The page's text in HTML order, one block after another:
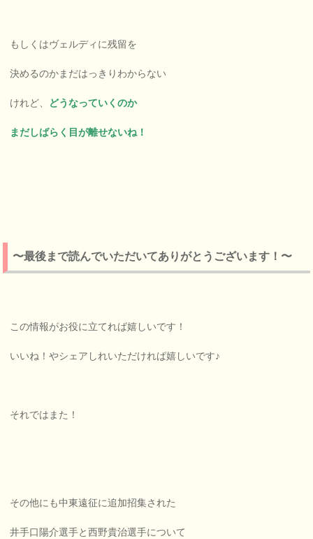
もしくはヴェルディに残留を
決めるのかまだはっきりわからない
けれど、 どうなっていくのか
まだしばらく目が離せないね！
〜最後まで読んでいただいてありがとうございます！〜
この情報がお役に立てれば嬉しいです！
いいね！やシェアしれいただければ嬉しいです♪
それではまた！
その他にも中東遠征に追加招集された
井手口陽介選手と西野貴治選手について